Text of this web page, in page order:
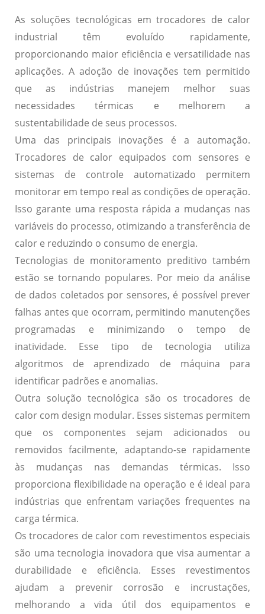
As soluções tecnológicas em trocadores de calor
industrial têm evoluído rapidamente,
proporcionando maior eficiência e versatilidade nas
aplicações. A adoção de inovações tem permitido
que as indústrias manejem melhor suas
necessidades térmicas e melhorem a
sustentabilidade de seus processos.
Uma das principais inovações é a automação.
Trocadores de calor equipados com sensores e
sistemas de controle automatizado permitem
monitorar em tempo real as condições de operação.
Isso garante uma resposta rápida a mudanças nas
variáveis do processo, otimizando a transferência de
calor e reduzindo o consumo de energia.
Tecnologias de monitoramento preditivo também
estão se tornando populares. Por meio da análise
de dados coletados por sensores, é possível prever
falhas antes que ocorram, permitindo manutenções
programadas e minimizando o tempo de
inatividade. Esse tipo de tecnologia utiliza
algoritmos de aprendizado de máquina para
identificar padrões e anomalias.
Outra solução tecnológica são os trocadores de
calor com design modular. Esses sistemas permitem
que os componentes sejam adicionados ou
removidos facilmente, adaptando-se rapidamente
às mudanças nas demandas térmicas. Isso
proporciona flexibilidade na operação e é ideal para
indústrias que enfrentam variações frequentes na
carga térmica.
Ostrocadores de calor com revestimentos especiais
são uma tecnologia inovadora que visa aumentar a
durabilidade e eficiência. Esses revestimentos
ajudam a prevenir corrosão e incrustações,
melhorando a vida útil dos equipamentos e